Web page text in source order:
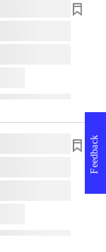
sit amet ...
sit amet ...
sit amet ...
sit amet ...
Feedback